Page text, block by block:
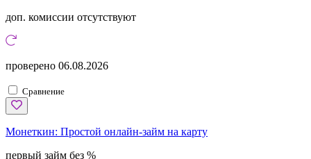
доп. комиссии отсутствуют
проверено 06.08.2026
Сравнение
Монеткин: Простой онлайн-займ на карту
первый займ без %